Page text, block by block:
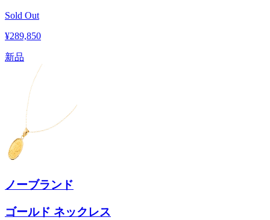
Sold Out
¥289,850
新品
ノーブランド
ゴールド ネックレス